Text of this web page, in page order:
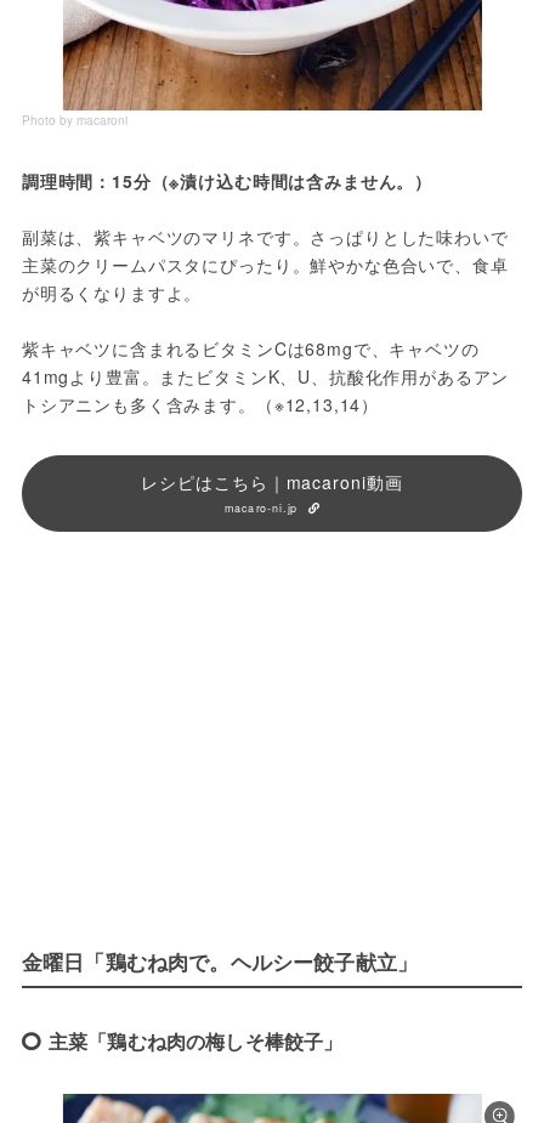
Photo by macaroni
調理時間：15分（※漬け込む時間は含みません。）
副菜は、紫キャベツのマリネです。さっぱりとした味わいで
主菜のクリームパスタにぴったり。鮮やかな色合いで、食卓
が明るくなりますよ。
紫キャベツに含まれるビタミンCは68mgで、キャベツの
41mgより豊富。またビタミンK、U、抗酸化作用があるアン
トシアニンも多く含みます。（※12,13,14）
レシピはこちら｜macaroni動画
macaro-ni.jp
金曜日「鶏むね肉で。ヘルシー餃子献立」
主菜「鶏むね肉の梅しそ棒餃子」